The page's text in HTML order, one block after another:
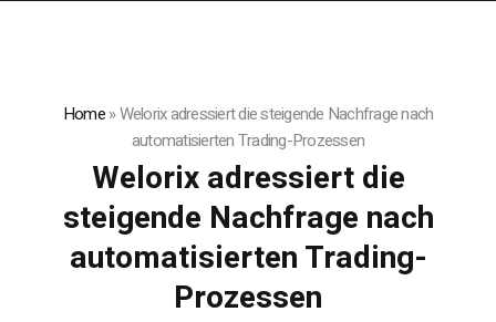
Home»Welorix adressiert die steigende Nachfrage nach
automatisierten Trading-Prozessen
Welorix adressiert die
steigende Nachfrage nach
automatisierten Trading-
Prozessen